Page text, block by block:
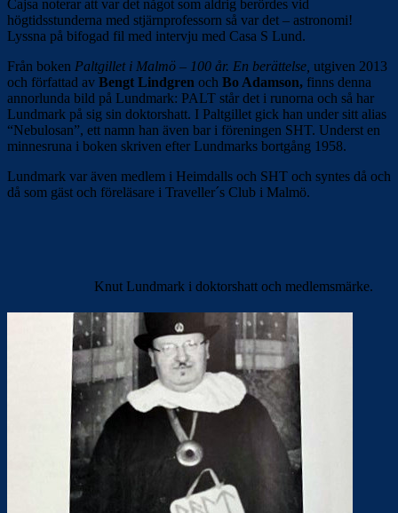
Cajsa noterar att var det något som aldrig berördes vid
högtidsstunderna med stjärnprofessorn så var det – astronomi!
Lyssna på bifogad fil med intervju med Casa S Lund.
Från boken Paltgillet i Malmö – 100 år. En berättelse, utgiven 2013
och författad av Bengt Lindgren och Bo Adamson, finns denna
annorlunda bild på Lundmark: PALT står det i runorna och så har
Lundmark på sig sin doktorshatt. I Paltgillet gick han under sitt alias
“Nebulosan”, ett namn han även bar i föreningen SHT. Underst en
minnesruna i boken skriven efter Lundmarks bortgång 1958.
Lundmark var även medlem i Heimdalls och SHT och syntes då och
då som gäst och föreläsare i Traveller´s Club i Malmö.
Knut Lundmark i doktorshatt och medlemsmärke.